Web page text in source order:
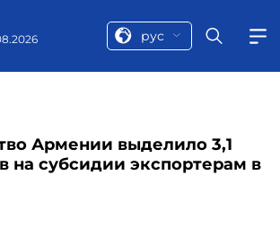
рус
Армении выделило 3,1
на субсидии экспортерам в